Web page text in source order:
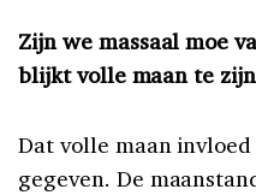
Zijn we massaal moe
blijkt volle maan te
Dat volle maan
gegeven. De